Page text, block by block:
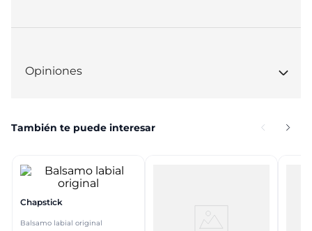
Opiniones
También te puede interesar
Chapstick
Balsamo labial original